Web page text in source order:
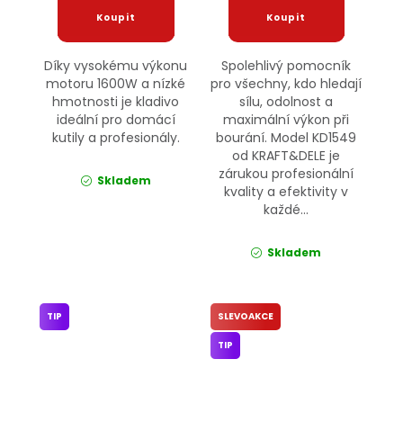
Díky vysokému výkonu
motoru 1600W a nízké
hmotnosti je kladivo
ideální pro domácí
kutily a profesionály.
Skladem
Spolehlivý pomocník
pro všechny, kdo hledají
sílu, odolnost a
maximální výkon při
bourání. Model KD1549
od KRAFT&DELE je
zárukou profesionální
kvality a efektivity v
každé...
Skladem
TIP SLEVOAKCE
TIP